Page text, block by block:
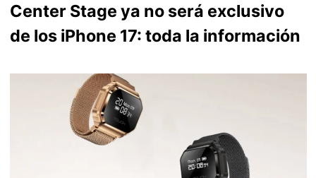
Center Stage ya no será exclusivo
de los iPhone 17: toda la información